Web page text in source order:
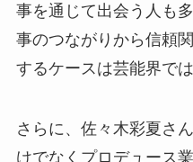
事を通じて出会う人も
事のつながりから信頼
するケースは芸能界で
さらに、佐々木彩夏さ
けでなくプロデュース